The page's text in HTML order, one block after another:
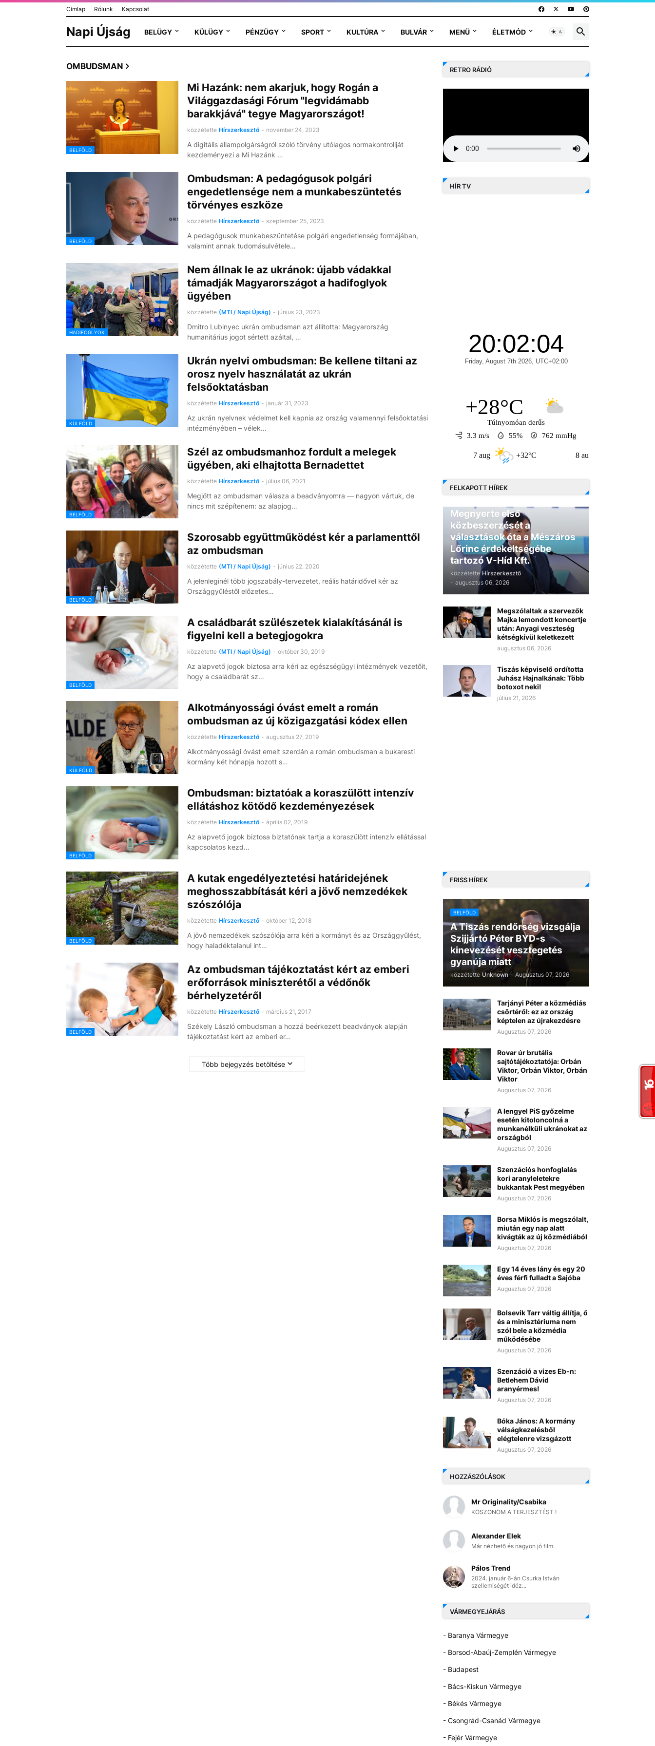
Címlap Rólunk Kapcsolat
Napi Újság BELÜGY KÜLÜGY PÉNZÜGY SPORT KULTÚRA BULVÁR MENÜ ÉLETMÓD
OMBUDSMAN
BELFÖLD
Mi Hazánk: nem akarjuk, hogy Rogán a
Világgazdasági Fórum "legvidámabb
barakkjává" tegye Magyarországot!
közzétette Hírszerkesztő - november 24, 2023
A digitális állampolgárságról szóló törvény utólagos normakontrollját
kezdeményezi a Mi Hazánk …
BELFÖLD
Ombudsman: A pedagógusok polgári
engedetlensége nem a munkabeszüntetés
törvényes eszköze
közzétette Hírszerkesztő - szeptember 25, 2023
A pedagógusok munkabeszüntetése polgári engedetlenség formájában,
valamint annak tudomásulvétele…
HADIFOGLYOK
Nem állnak le az ukránok: újabb vádakkal
támadják Magyarországot a hadifoglyok
ügyében
közzétette (MTI / Napi Újság) - június 23, 2023
Dmitro Lubinyec ukrán ombudsman azt állította: Magyarország
humanitárius jogot sértett azáltal, …
KÜLFÖLD
Ukrán nyelvi ombudsman: Be kellene tiltani az
orosz nyelv használatát az ukrán
felsőoktatásban
közzétette Hírszerkesztő - január 31, 2023
Az ukrán nyelvnek védelmet kell kapnia az ország valamennyi felsőoktatási
intézményében – vélek…
BELFÖLD
Szél az ombudsmanhoz fordult a melegek
ügyében, aki elhajtotta Bernadettet
közzétette Hírszerkesztő - július 06, 2021
Megjött az ombudsman válasza a beadványomra — nagyon vártuk, de
nincs mit szépítenem: az alapjog…
BELFÖLD
Szorosabb együttműködést kér a parlamenttől
az ombudsman
közzétette (MTI / Napi Újság) - június 22, 2020
A jelenleginél több jogszabály-tervezetet, reális határidővel kér az
Országgyűléstől előzetes…
BELFÖLD
A családbarát szülészetek kialakításánál is
figyelni kell a betegjogokra
közzétette (MTI / Napi Újság) - október 30, 2019
Az alapvető jogok biztosa arra kéri az egészségügyi intézmények vezetőit,
hogy a családbarát sz…
KÜLFÖLD
Alkotmányossági óvást emelt a román
ombudsman az új közigazgatási kódex ellen
közzétette Hírszerkesztő - augusztus 27, 2019
Alkotmányossági óvást emelt szerdán a román ombudsman a bukaresti
kormány két hónapja hozott s…
BELFÖLD
Ombudsman: biztatóak a koraszülött intenzív
ellátáshoz kötődő kezdeményezések
közzétette Hírszerkesztő - április 02, 2019
Az alapvető jogok biztosa biztatónak tartja a koraszülött intenzív ellátással
kapcsolatos kezd…
BELFÖLD
A kutak engedélyeztetési határidejének
meghosszabbítását kéri a jövő nemzedékek
szószólója
közzétette Hírszerkesztő - október 12, 2018
A jövő nemzedékek szószólója arra kéri a kormányt és az Országgyűlést,
hogy haladéktalanul int…
BELFÖLD
Az ombudsman tájékoztatást kért az emberi
erőforrások miniszterétől a védőnők
bérhelyzetéről
közzétette Hírszerkesztő - március 21, 2017
Székely László ombudsman a hozzá beérkezett beadványok alapján
tájékoztatást kért az emberi er…
Több bejegyzés betöltése
RETRO RÁDIÓ
HÍR TV
+28°C
Túlnyomóan derűs
3.3 m/s
55% 762 mmHg
+32°C
FELKAPOTT HÍREK
Megnyerte első
közbeszerzését a
választások óta a Mészáros
Lőrinc érdekeltségébe
tartozó V-Híd Kft.
közzétette Hírszerkesztő
- augusztus 06, 2026
Megszólaltak a szervezők
Majka lemondott koncertje
után: Anyagi veszteség
kétségkívül keletkezett
augusztus 06, 2026
Tiszás képviselő ordította
Juhász Hajnalkának: Több
botoxot neki!
július 21, 2026
FRISS HÍREK
BELFÖLD
A Tiszás rendőrség vizsgálja
Szijjártó Péter BYD-s
kinevezését vesztegetés
gyanúja miatt
közzétette Unknown - Augusztus 07, 2026
Tarjányi Péter a közmédiás
csörtéről: ez az ország
képtelen az újrakezdésre
Augusztus 07, 2026
Rovar úr brutális
sajtótájékoztatója: Orbán
Viktor, Orbán Viktor, Orbán
Viktor
Augusztus 07, 2026
A lengyel PiS győzelme
esetén kitoloncolná a
munkanélküli ukránokat az
országból
Augusztus 07, 2026
Szenzációs honfoglalás
kori aranyleletekre
bukkantak Pest megyében
Augusztus 07, 2026
Borsa Miklós is megszólalt,
miután egy nap alatt
kivágták az új közmédiából
Augusztus 07, 2026
Egy 14 éves lány és egy 20
éves férfi fulladt a Sajóba
Augusztus 07, 2026
Bolsevik Tarr váltig állítja, ő
és a minisztériuma nem
szól bele a közmédia
működésébe
Augusztus 07, 2026
Szenzáció a vizes Eb-n:
Betlehem Dávid
aranyérmes!
Augusztus 07, 2026
Bóka János: A kormány
válságkezelésből
elégtelenre vizsgázott
Augusztus 07, 2026
HOZZÁSZÓLÁSOK
Mr Originality/Csabika
KÖSZÖNÖM A TERJESZTÉST !
Alexander Elek
Már nézhető és nagyon jó film.
Pálos Trend
2024. január 6-án Csurka István
szellemiségét idéz...
VÁRMEGYEJÁRÁS
- Baranya Vármegye
- Borsod-Abaúj-Zemplén Vármegye
- Budapest
- Bács-Kiskun Vármegye
- Békés Vármegye
- Csongrád-Csanád Vármegye
- Fejér Vármegye